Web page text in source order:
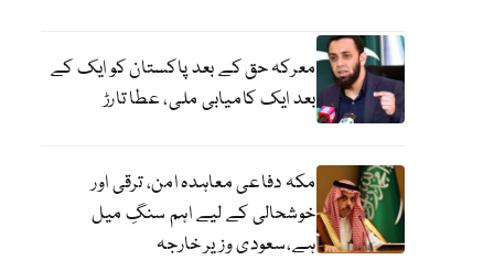
معرکہ حق کے بعد پاکستان کو ایک کے
بعد ایک کامیابی ملی، عطا تارڑ
مکہ دفاعی معاہدہ امن، ترقی اور
خوشحالی کے لیے اہم سنگِ میل
ہے،سعودی وزیر خارجہ